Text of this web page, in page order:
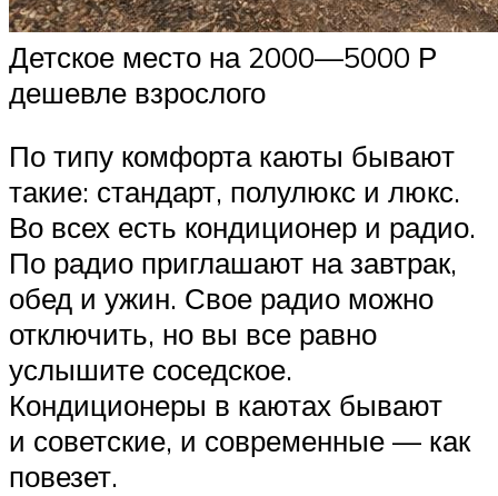
Детское место на 2000—5000 Р
дешевле взрослого
По типу комфорта каюты бывают
такие: стандарт, полулюкс и люкс.
Во всех есть кондиционер и радио.
По радио приглашают на завтрак,
обед и ужин. Свое радио можно
отключить, но вы все равно
услышите соседское.
Кондиционеры в каютах бывают
и советские, и современные — как
повезет.